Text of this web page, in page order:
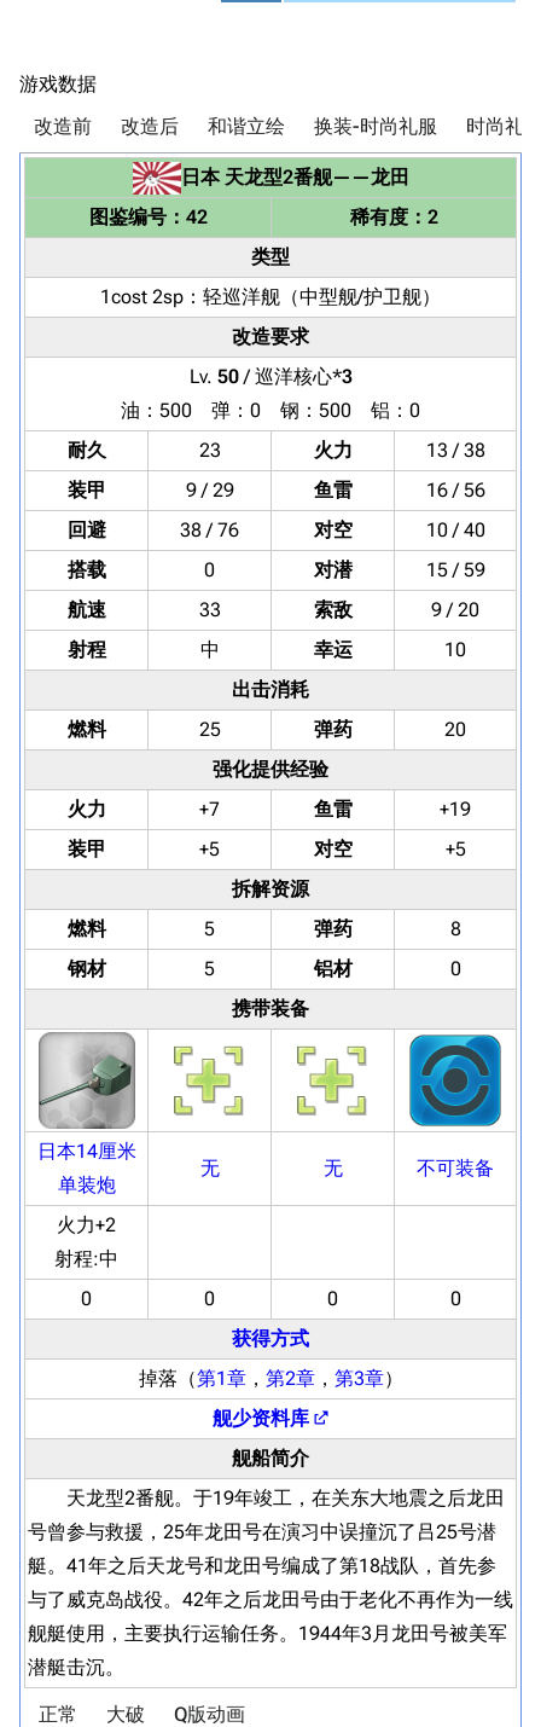
游戏数据
改造前 改造后 和谐立绘 换装-时尚礼服 时尚礼
日本 天龙型2番舰——龙田
图鉴编号：42
稀有度：2
类型
1cost 2sp： 轻巡洋舰 （中型舰/护卫舰）
改造要求
Lv. 50/ 巡洋核心*3
油：500 弹：0 钢：500 铝：0
耐久
23 火力
13 / 38
装甲
9 / 29 鱼雷
16 / 56
回避
38 / 76 对空
10 / 40
搭载
0 对潜
15 / 59
航速
33 索敌
9 / 20
射程
中 幸运
10
出击消耗
燃料
25 弹药
20
强化提供经验
火力
+7 鱼雷
+19
装甲
+5 对空
+5
拆解资源
燃料
5 弹药
8
钢材
5 铝材
0
携带装备
日本14厘米
单装炮
无 无 不可装备
火力+2
射程:中
0
0 0
0
获得方式
掉落（第1章， 第2章， 第3章）
舰少资料库
舰船简介
天龙型2番舰。于19年竣工，在关东大地震之后龙田
号曾参与救援，25年龙田号在演习中误撞沉了吕25号潜
艇。41年之后天龙号和龙田号编成了第18战队，首先参
与了威克岛战役。42年之后龙田号由于老化不再作为一线
舰艇使用，主要执行运输任务。1944年3月龙田号被美军
潜艇击沉。
正常 大破 Q版动画